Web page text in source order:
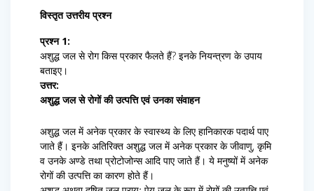
विस्तृत उत्तरीय प्रश्न
प्रश्न 1:
अशुद्ध जल से रोग किस प्रकार फैलते हैं? इनके नियन्त्रण के उपाय
बताइए।
उत्तर:
अशुद्ध जल से रोगों की उत्पत्ति एवं उनका संवाहन
अशुद्ध जल में अनेक प्रकार के स्वास्थ्य के लिए हानिकारक पदार्थ पाए
जाते हैं। इनके अतिरिक्त अशुद्ध जल में अनेक प्रकार के जीवाणु, कृमि
व उनके अण्डे तथा प्रोटोजोन्स आदि पाए जाते हैं। ये मनुष्यों में अनेक
रोगों की उत्पत्ति का कारण होते हैं।